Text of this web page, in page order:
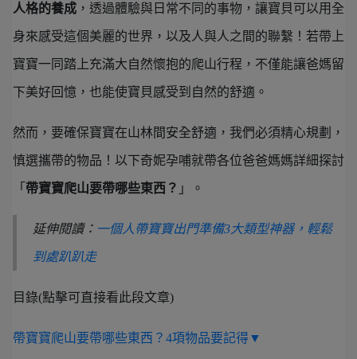
人格的養成 ，透過體驗與日常不同的事物，讓寶貝可以用全
身來感受這個美麗的世界，以及人與人之間的聯繫！若帶上
寶寶一同踏上充滿大自然懷抱的爬山行程，不僅能讓爸媽留
下美好回憶，也能使寶貝感受到自然的舒適。
然而，要確保寶寶在山林間安全舒適，我們必須精心規劃，
慎選攜帶的物品！以下奇妮孕哺就帶各位爸爸媽媽詳細探討
「 帶寶寶爬山要帶哪些東西？ 」。
延伸閱讀： 一個人帶寶寶出門準備3大類型神器，輕鬆
到處趴趴走
目錄(點擊可直接看此段文章)
帶寶寶爬山要帶哪些東西？4項物品要記得▼